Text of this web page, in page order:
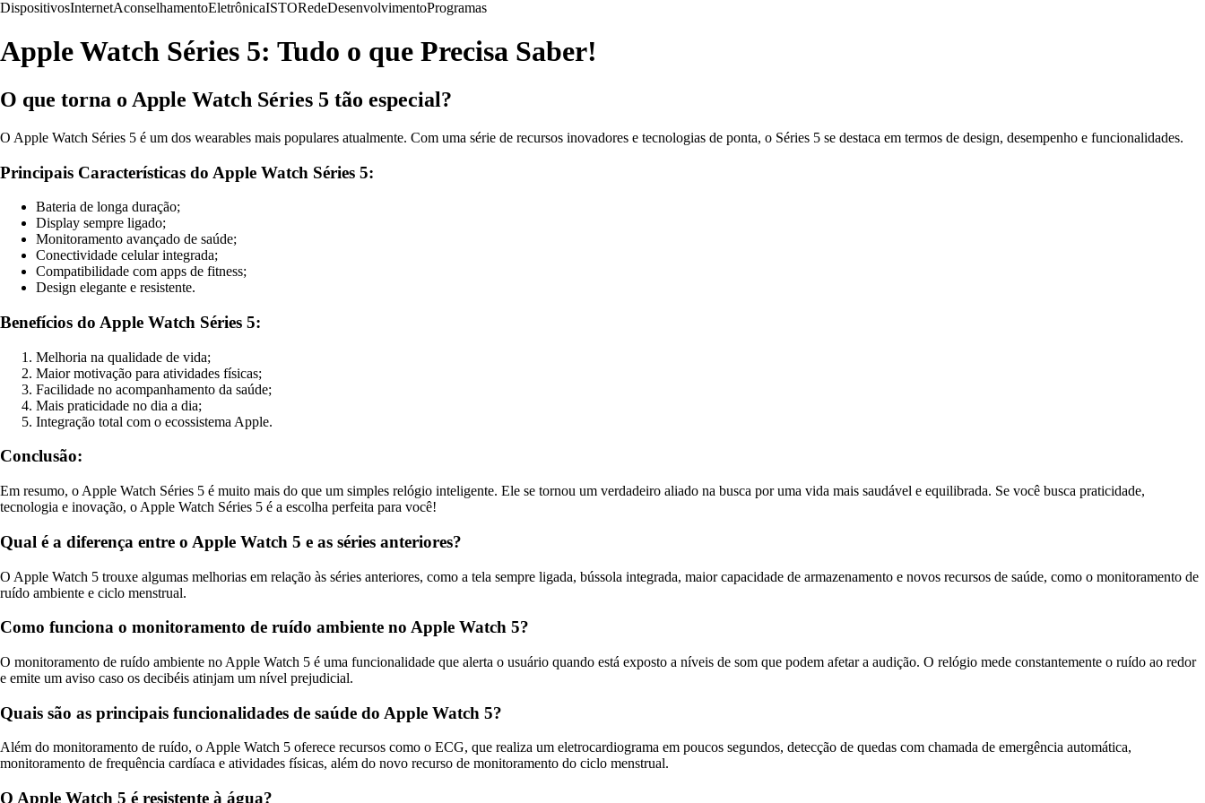
DispositivosInternetAconselhamentoEletrônicaISTORedeDesenvolvimentoProgramas
Apple Watch Séries 5: Tudo o que Precisa Saber!
O que torna o Apple Watch Séries 5 tão especial?
O Apple Watch Séries 5 é um dos wearables mais populares atualmente. Com uma série de recursos inovadores e tecnologias de ponta, o Séries 5 se destaca em termos de design, desempenho e funcionalidades.
Principais Características do Apple Watch Séries 5:
Bateria de longa duração;
Display sempre ligado;
Monitoramento avançado de saúde;
Conectividade celular integrada;
Compatibilidade com apps de fitness;
Design elegante e resistente.
Benefícios do Apple Watch Séries 5:
Melhoria na qualidade de vida;
Maior motivação para atividades físicas;
Facilidade no acompanhamento da saúde;
Mais praticidade no dia a dia;
Integração total com o ecossistema Apple.
Conclusão:
Em resumo, o Apple Watch Séries 5 é muito mais do que um simples relógio inteligente. Ele se tornou um verdadeiro aliado na busca por uma vida mais saudável e equilibrada. Se você busca praticidade,
tecnologia e inovação, o Apple Watch Séries 5 é a escolha perfeita para você!
Qual é a diferença entre o Apple Watch 5 e as séries anteriores?
O Apple Watch 5 trouxe algumas melhorias em relação às séries anteriores, como a tela sempre ligada, bússola integrada, maior capacidade de armazenamento e novos recursos de saúde, como o monitoramento de
ruído ambiente e ciclo menstrual.
Como funciona o monitoramento de ruído ambiente no Apple Watch 5?
O monitoramento de ruído ambiente no Apple Watch 5 é uma funcionalidade que alerta o usuário quando está exposto a níveis de som que podem afetar a audição. O relógio mede constantemente o ruído ao redor
e emite um aviso caso os decibéis atinjam um nível prejudicial.
Quais são as principais funcionalidades de saúde do Apple Watch 5?
Além do monitoramento de ruído, o Apple Watch 5 oferece recursos como o ECG, que realiza um eletrocardiograma em poucos segundos, detecção de quedas com chamada de emergência automática,
monitoramento de frequência cardíaca e atividades físicas, além do novo recurso de monitoramento do ciclo menstrual.
O Apple Watch 5 é resistente à água?